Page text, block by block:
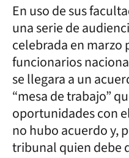
En uso de sus
una serie de
celebrada en marzo
funcionarios
se llegara a un
“mesa de trabajo”
oportunidades con
no hubo acuerdo y,
tribunal quien debe